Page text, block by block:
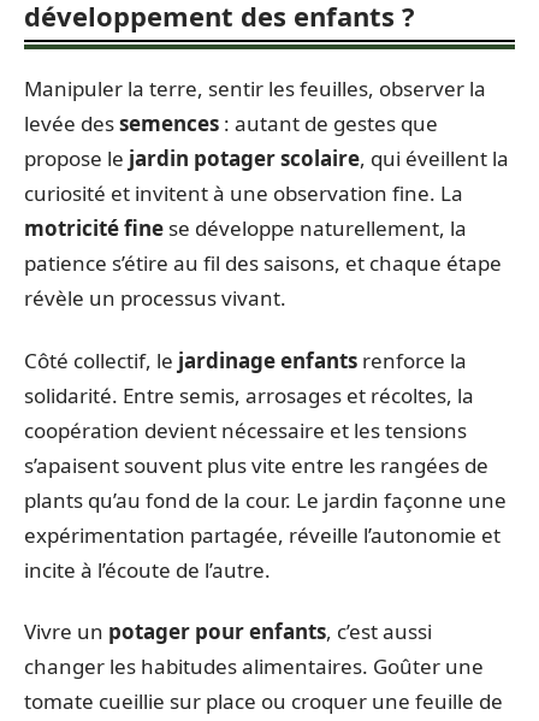
développement des enfants ?
Manipuler la terre, sentir les feuilles, observer la
levée dessemences : autant de gestes que
propose le jardin potager scolaire, qui éveillent la
curiosité et invitent à une observation fine. La
motricité fine se développe naturellement, la
patience s’étire au fil des saisons, et chaque étape
révèle un processus vivant.
Côté collectif, le jardinage enfants renforce la
solidarité. Entre semis, arrosages et récoltes, la
coopération devient nécessaire et les tensions
s’apaisent souvent plus vite entre les rangées de
plants qu’au fond de la cour. Le jardin façonne une
expérimentation partagée, réveille l’autonomie et
incite à l’écoute de l’autre.
Vivre un potager pour enfants, c’est aussi
changer les habitudes alimentaires. Goûter une
tomate cueillie sur place ou croquer une feuille de